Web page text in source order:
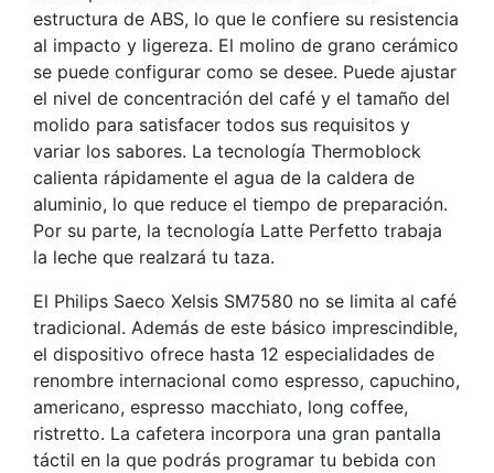
estructura de ABS, lo que le confiere su resistencia
al impacto y ligereza. El molino de grano cerámico
se puede configurar como se desee. Puede ajustar
el nivel de concentración del café y el tamaño del
molido para satisfacer todos sus requisitos y
variar los sabores. La tecnología Thermoblock
calienta rápidamente el agua de la caldera de
aluminio, lo que reduce el tiempo de preparación.
Por su parte, la tecnología Latte Perfetto trabaja
la leche que realzará tu taza.
El Philips Saeco Xelsis SM7580 no se limita al café
tradicional. Además de este básico imprescindible,
el dispositivo ofrece hasta 12 especialidades de
renombre internacional como espresso, capuchino,
americano, espresso macchiato, long coffee,
ristretto. La cafetera incorpora una gran pantalla
táctil en la que podrás programar tu bebida con